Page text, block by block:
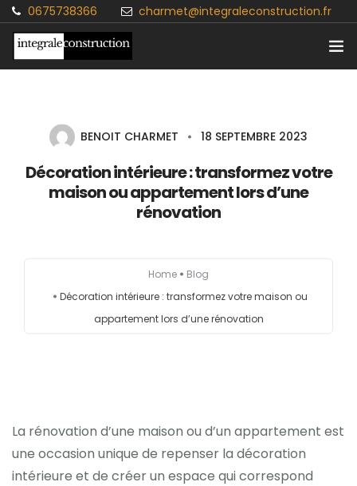
0675738366 charmet@integraleconstruction.fr
Particuliers
Professionnels
BENOIT CHARMET 18 SEPTEMBRE 2023
Décoration intérieure : transformez votre
maison ou appartement lors d’une
rénovation
Home
Blog
Décoration intérieure : transformez votre maison ou
appartement lors d’une rénovation
La rénovation d’une maison ou d’un appartement est
une occasion unique de repenser la décoration
intérieure et de créer un espace qui correspond